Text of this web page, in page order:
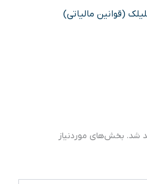
(قوانین مالیاتی)
شد. بخش‌های موردنیاز